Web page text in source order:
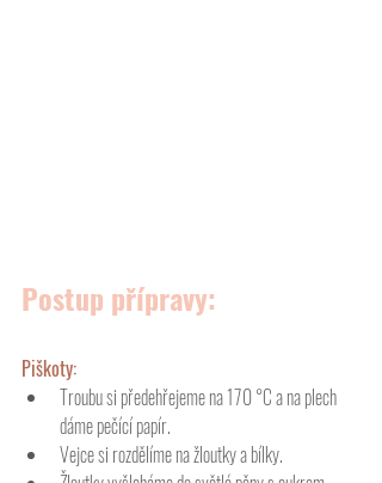
Postup přípravy:
Piškoty:
Troubu si předehřejeme na 170 °C a na plech
dáme pečící papír.
Vejce si rozdělíme na žloutky a bílky.